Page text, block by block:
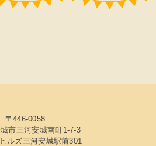
〒446-0058
市三河安城南町1-7-3
ルズ三河安城駅前301